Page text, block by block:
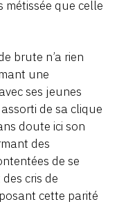
que celle
brute n’a rien
une
ses jeunes
de sa clique
doute ici son
des
de se
cris de
cette parité